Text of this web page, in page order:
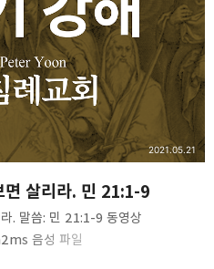
살리라. 민 21:1-9
2021.05.21
. 말씀: 민 21:1-9 동영상
음성 파일